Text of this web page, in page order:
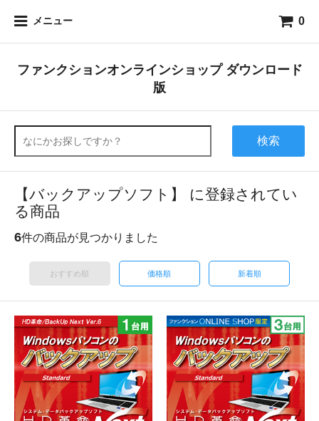
メニュー 0
ファンクションオンラインショップ ダウンロード
版
検索
【バックアップソフト】 に登録されてい
る商品
6件の商品が見つかりました
おすすめ順 価格順 新着順